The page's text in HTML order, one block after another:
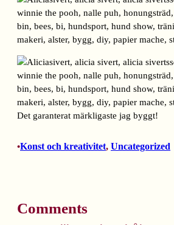
Det garanterat märkligaste jag byggt!
•Konst och kreativitet, Uncategorized
Comments